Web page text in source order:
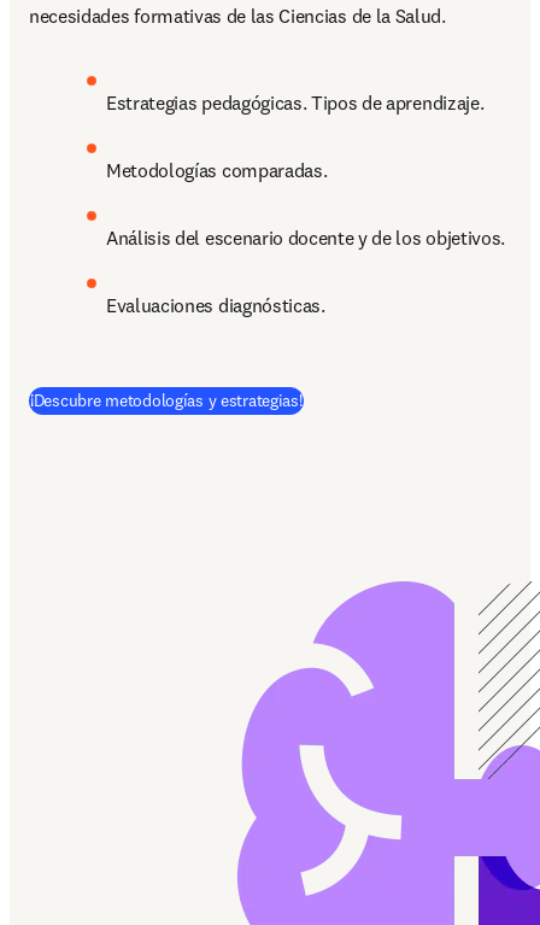
necesidades formativas de las Ciencias de la Salud.
Estrategias pedagógicas. Tipos de aprendizaje.
Metodologías comparadas.
Análisis del escenario docente y de los objetivos.
Evaluaciones diagnósticas.
¡Descubre metodologías y estrategias!(